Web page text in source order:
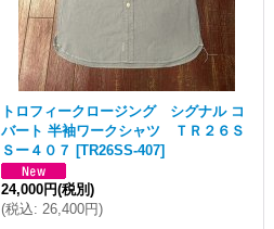
トロフィークロージング シグナル コ
バート 半袖ワークシャツ ＴＲ２６Ｓ
Ｓー４０７ [TR26SS-407]
24,000円(税別)
(税込: 26,400円)